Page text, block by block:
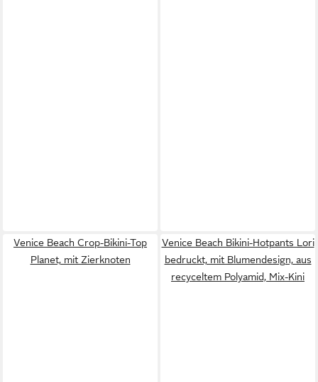
Venice Beach Crop-Bikini-Top
Planet, mit Zierknoten
Venice Beach Bikini-Hotpants Lori
bedruckt, mit Blumendesign, aus
recyceltem Polyamid, Mix-Kini